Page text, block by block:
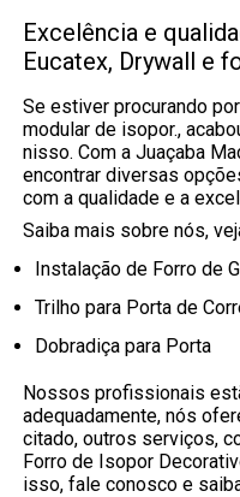
Excelência e
Eucatex, Drywall e
Se estiver procurando
modular de isopor.,
nisso. Com a Juaçaba
encontrar diversas
com a qualidade e a
Saiba mais sobre nós,
Instalação de Forro de
Trilho para Porta de
Dobradiça para Porta
Nossos profissionais
adequadamente, nós
citado, outros serviços,
Forro de Isopor
isso, fale conosco e